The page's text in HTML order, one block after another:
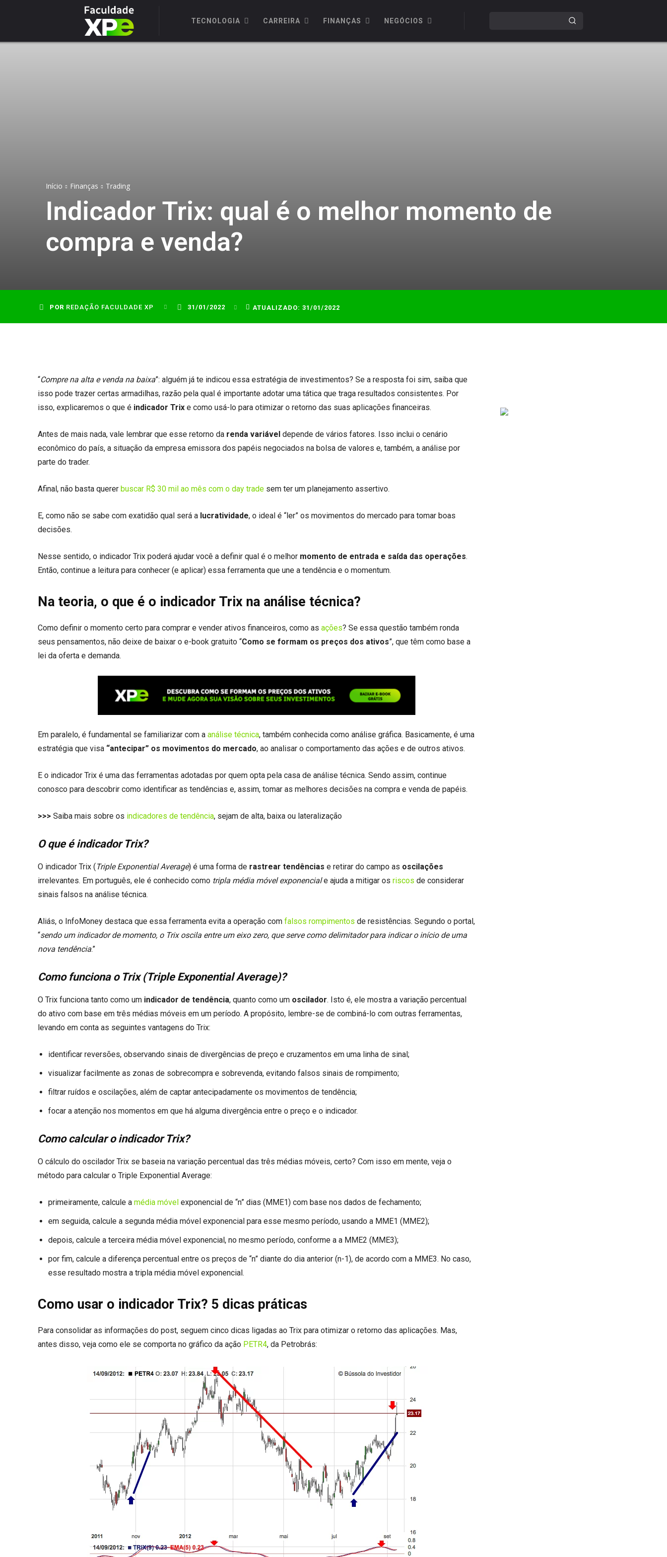
TECNOLOGIA CARREIRA FINANÇAS NEGÓCIOS
Início Finanças Trading
Indicador Trix: qual é o melhor momento de
compra e venda?
POR REDAÇÃO FACULDADE XP 31/01/2022 ATUALIZADO: 31/01/2022
“Compre na alta e venda na baixa”: alguém já te indicou essa estratégia de investimentos? Se a resposta foi sim, saiba que
isso pode trazer certas armadilhas, razão pela qual é importante adotar uma tática que traga resultados consistentes. Por
isso, explicaremos o que é indicador Trix e como usá-lo para otimizar o retorno das suas aplicações financeiras.
Antes de mais nada, vale lembrar que esse retorno da renda variável depende de vários fatores. Isso inclui o cenário
econômico do país, a situação da empresa emissora dos papéis negociados na bolsa de valores e, também, a análise por
parte do trader.
Afinal, não basta querer buscar R$ 30 mil ao mês com o day trade sem ter um planejamento assertivo.
E, como não se sabe com exatidão qual será a lucratividade, o ideal é “ler” os movimentos do mercado para tomar boas
decisões.
Nesse sentido, o indicador Trix poderá ajudar você a definir qual é o melhor momento de entrada e saída das operações.
Então, continue a leitura para conhecer (e aplicar) essa ferramenta que une a tendência e o momentum.
Na teoria, o que é o indicador Trix na análise técnica?
Como definir o momento certo para comprar e vender ativos financeiros, como as ações? Se essa questão também ronda
seus pensamentos, não deixe de baixar o e-book gratuito “Como se formam os preços dos ativos”, que têm como base a
lei da oferta e demanda.
Em paralelo, é fundamental se familiarizar com a análise técnica, também conhecida como análise gráfica. Basicamente, é uma
estratégia que visa “antecipar” os movimentos do mercado, ao analisar o comportamento das ações e de outros ativos.
E o indicador Trix é uma das ferramentas adotadas por quem opta pela casa de análise técnica. Sendo assim, continue
conosco para descobrir como identificar as tendências e, assim, tomar as melhores decisões na compra e venda de papéis.
>>> Saiba mais sobre os indicadores de tendência, sejam de alta, baixa ou lateralização
O que é indicador Trix?
O indicador Trix (Triple Exponential Average) é uma forma de rastrear tendências e retirar do campo as oscilações
irrelevantes. Em português, ele é conhecido como tripla média móvel exponenciale ajuda a mitigar os riscos de considerar
sinais falsos na análise técnica.
Aliás, o InfoMoney destaca que essa ferramenta evita a operação com falsos rompimentos de resistências. Segundo o portal,
“sendo um indicador de momento, o Trix oscila entre um eixo zero, que serve como delimitador para indicar o início de uma
nova tendência.”
Como funciona o Trix (Triple Exponential Average)?
O Trix funciona tanto como um indicador de tendência, quanto como um oscilador. Isto é, ele mostra a variação percentual
do ativo com base em três médias móveis em um período. A propósito, lembre-se de combiná-lo com outras ferramentas,
levando em conta as seguintes vantagens do Trix:
identificar reversões, observando sinais de divergências de preço e cruzamentos em uma linha de sinal;
visualizar facilmente as zonas de sobrecompra e sobrevenda, evitando falsos sinais de rompimento;
filtrar ruídos e oscilações, além de captar antecipadamente os movimentos de tendência;
focar a atenção nos momentos em que há alguma divergência entre o preço e o indicador.
Como calcular o indicador Trix?
O cálculo do oscilador Trix se baseia na variação percentual das três médias móveis, certo? Com isso em mente, veja o
método para calcular o Triple Exponential Average:
primeiramente, calcule a média móvel exponencial de “n” dias (MME1) com base nos dados de fechamento;
em seguida, calcule a segunda média móvel exponencial para esse mesmo período, usando a MME1 (MME2);
depois, calcule a terceira média móvel exponencial, no mesmo período, conforme a a MME2 (MME3);
por fim, calcule a diferença percentual entre os preços de “n” diante do dia anterior (n-1), de acordo com a MME3. No caso,
esse resultado mostra a tripla média móvel exponencial.
Como usar o indicador Trix? 5 dicas práticas
Para consolidar as informações do post, seguem cinco dicas ligadas ao Trix para otimizar o retorno das aplicações. Mas,
antes disso, veja como ele se comporta no gráfico da ação PETR4, da Petrobrás: